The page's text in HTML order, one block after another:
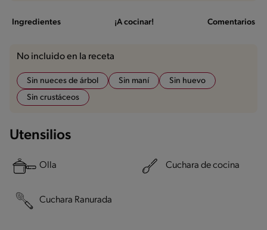
Ingredientes ¡A cocinar! Comentarios
No incluido en la receta
Sin nueces de árbol Sin maní
Sin huevo
Sin crustáceos
Utensilios
Olla Cuchara de cocina
Cuchara Ranurada